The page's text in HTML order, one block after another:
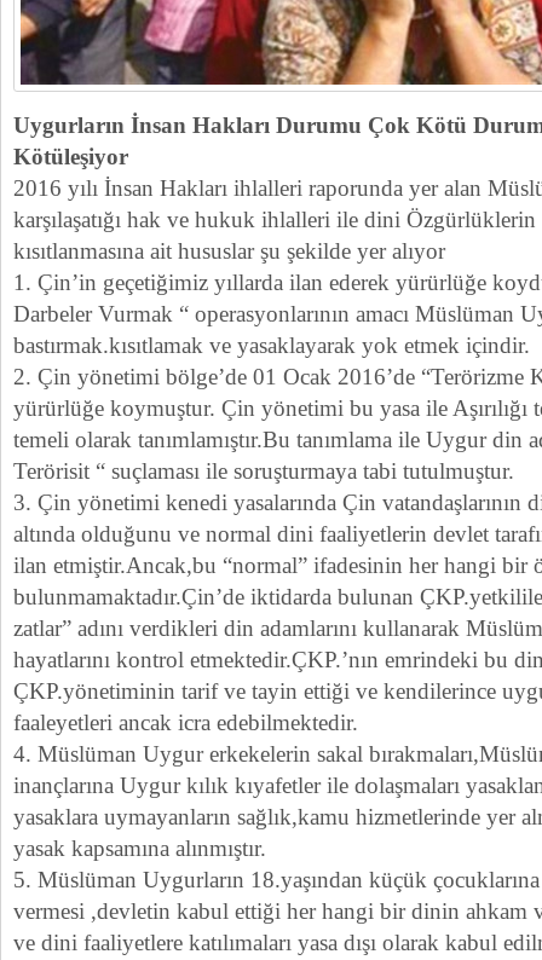
Uygurların İnsan Hakları Durumu Çok Kötü
Kötüleşiyor
2016 yılı İnsan Hakları ihlalleri raporunda yer alan
karşılaşatığı hak ve hukuk ihlalleri ile dini Özgürlüklerin
kısıtlanmasına ait hususlar şu şekilde yer alıyor
1. Çin’in geçetiğimiz yıllarda ilan ederek yürürlüğe
Darbeler Vurmak “ operasyonlarının amacı Müslüman
bastırmak.kısıtlamak ve yasaklayarak yok etmek içindir.
2. Çin yönetimi bölge’de 01 Ocak 2016’de “Terörizme
yürürlüğe koymuştur. Çin yönetimi bu yasa ile
temeli olarak tanımlamıştır.Bu tanımlama ile Uygur din
Terörisit “ suçlaması ile soruşturmaya tabi tutulmuştur.
3. Çin yönetimi kenedi yasalarında Çin
altında olduğunu ve normal dini faaliyetlerin devlet
ilan etmiştir.Ancak,bu “normal” ifadesinin her hangi bir
bulunmamaktadır.Çin’de iktidarda bulunan
zatlar” adını verdikleri din adamlarını kullanarak
hayatlarını kontrol etmektedir.ÇKP.’nın emrindeki bu
ÇKP.yönetiminin tarif ve tayin ettiği ve kendilerince
faaleyetleri ancak icra edebilmektedir.
4. Müslüman Uygur erkekelerin sakal
inançlarına Uygur kılık kıyafetler ile dolaşmaları
yasaklara uymayanların sağlık,kamu hizmetlerinde yer
yasak kapsamına alınmıştır.
5. Müslüman Uygurların 18.yaşından küçük
vermesi ,devletin kabul ettiği her hangi bir dinin ahkam
ve dini faaliyetlere katılımaları yasa dışı olarak kabul